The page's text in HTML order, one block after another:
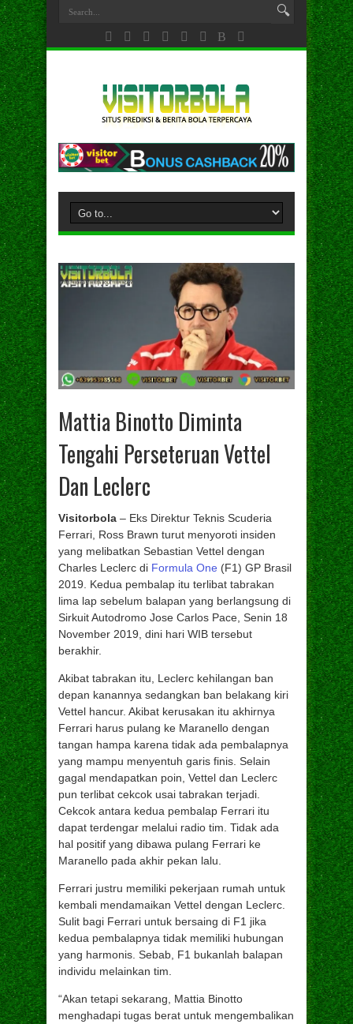
Mattia Binotto Diminta
Tengahi Perseteruan Vettel
Dan Leclerc
Visitorbola – Eks Direktur Teknis Scuderia
Ferrari, Ross Brawn turut menyoroti insiden
yang melibatkan Sebastian Vettel dengan
Charles Leclerc di Formula One (F1) GP Brasil
2019. Kedua pembalap itu terlibat tabrakan
lima lap sebelum balapan yang berlangsung di
Sirkuit Autodromo Jose Carlos Pace, Senin 18
November 2019, dini hari WIB tersebut
berakhir.
Akibat tabrakan itu, Leclerc kehilangan ban
depan kanannya sedangkan ban belakang kiri
Vettel hancur. Akibat kerusakan itu akhirnya
Ferrari harus pulang ke Maranello dengan
tangan hampa karena tidak ada pembalapnya
yang mampu menyentuh garis finis. Selain
gagal mendapatkan poin, Vettel dan Leclerc
pun terlibat cekcok usai tabrakan terjadi.
Cekcok antara kedua pembalap Ferrari itu
dapat terdengar melalui radio tim. Tidak ada
hal positif yang dibawa pulang Ferrari ke
Maranello pada akhir pekan lalu.
Ferrari justru memiliki pekerjaan rumah untuk
kembali mendamaikan Vettel dengan Leclerc.
Sulit bagi Ferrari untuk bersaing di F1 jika
kedua pembalapnya tidak memiliki hubungan
yang harmonis. Sebab, F1 bukanlah balapan
individu melainkan tim.
“Akan tetapi sekarang, Mattia Binotto
menghadapi tugas berat untuk mengembalikan